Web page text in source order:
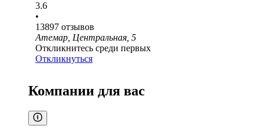
3.6
•
13897 отзывов
Атемар, Центральная, 5
Откликнитесь среди первых
Откликнуться
Компании для вас